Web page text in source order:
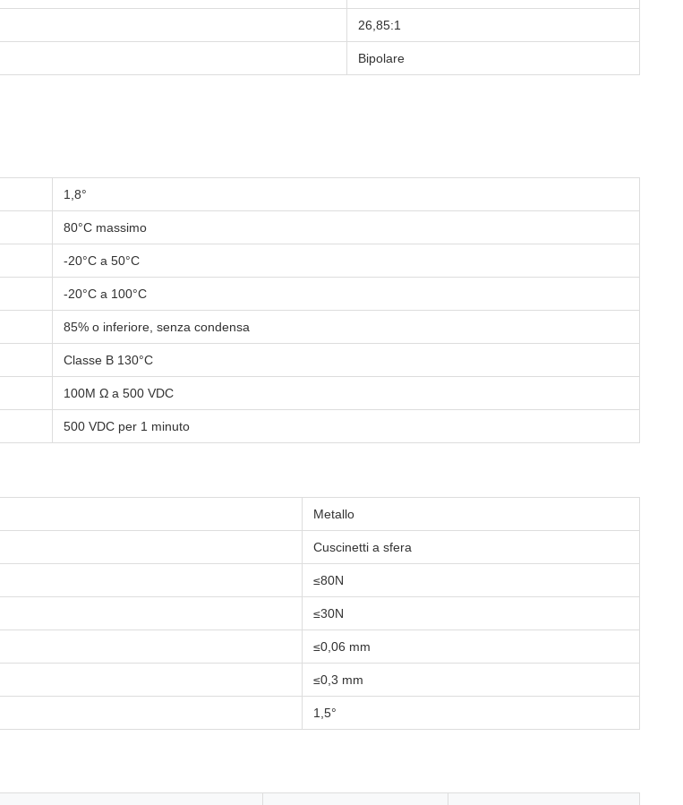
26,85:1
Bipolare
1,8°
80°C massimo
-20°C a 50°C
-20°C a 100°C
85% o inferiore, senza condensa
Classe B 130°C
100M Ω a 500 VDC
500 VDC per 1 minuto
Metallo
Cuscinetti a sfera
≤80N
≤30N
≤0,06 mm
≤0,3 mm
1,5°